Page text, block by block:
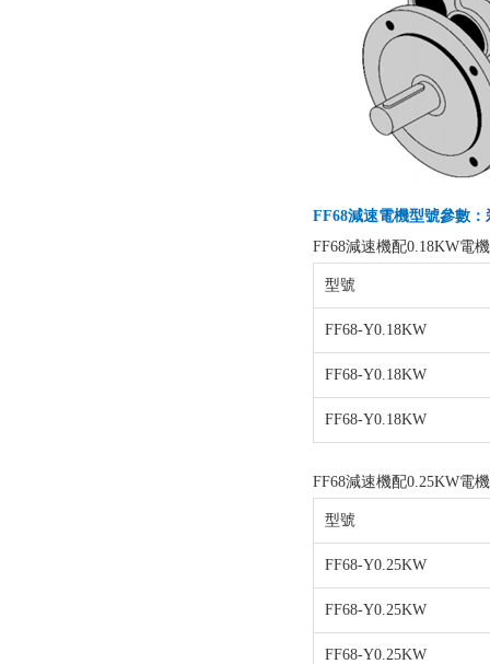
FF68減速電機型號參數：
FF68減速機配0.18KW電
型號
FF68-Y0.18KW
FF68-Y0.18KW
FF68-Y0.18KW
FF68減速機配0.25KW電
型號
FF68-Y0.25KW
FF68-Y0.25KW
FF68-Y0.25KW